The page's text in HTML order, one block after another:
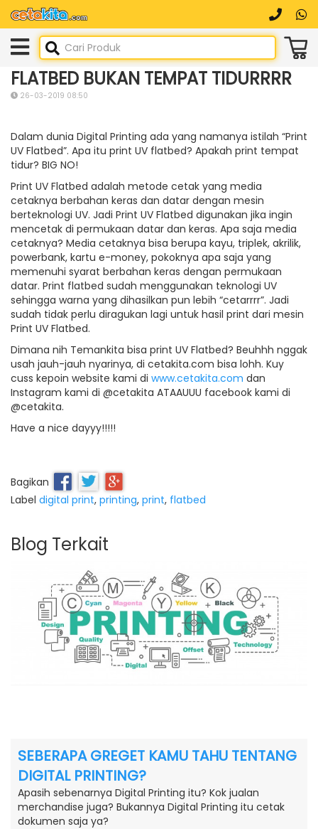
FLATBED BUKAN TEMPAT TIDURRRR
26-03-2019 08:50
Dalam dunia Digital Printing ada yang namanya istilah “Print
UV Flatbed”. Apa itu print UV flatbed? Apakah print tempat
tidur? BIG NO!
Print UV Flatbed adalah metode cetak yang media
cetaknya berbahan keras dan datar dengan mesin
berteknologi UV. Jadi Print UV Flatbed digunakan jika ingin
mencetak di permukaan datar dan keras. Apa saja media
cetaknya? Media cetaknya bisa berupa kayu, triplek, akrilik,
powerbank, kartu e-money, pokoknya apa saja yang
memenuhi syarat berbahan keras dengan permukaan
datar. Print flatbed sudah menggunakan teknologi UV
sehingga warna yang dihasilkan pun lebih “cetarrrr”. Jadi
sudah tidak perlu diragukan lagi untuk hasil print dari mesin
Print UV Flatbed.
Dimana nih Temankita bisa print UV Flatbed? Beuhhh nggak
usah jauh-jauh nyarinya, di cetakita.com bisa lohh. Kuy
cuss kepoin website kami di www.cetakita.com dan
Instagram kami di @cetakita ATAAUUU facebook kami di
@cetakita.
Have a nice dayyy!!!!!
Bagikan
Label digital print, printing, print, flatbed
Blog Terkait
SEBERAPA GREGET KAMU TAHU TENTANG
DIGITAL PRINTING?
Apasih sebenarnya Digital Printing itu? Kok jualan
merchandise juga? Bukannya Digital Printing itu cetak
dokumen saja ya?